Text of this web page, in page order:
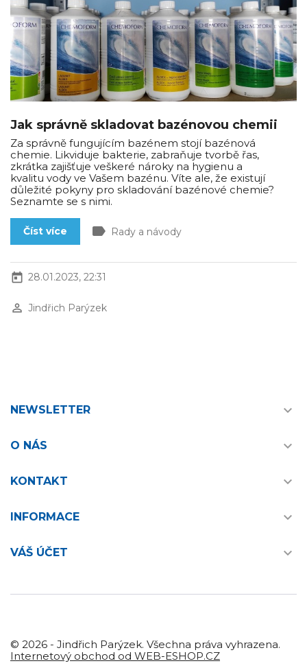
Jak správně skladovat bazénovou chemii
Za správně fungujícím bazénem stojí bazénová
chemie. Likviduje bakterie, zabraňuje tvorbě řas,
zkrátka zajišťuje veškeré nároky na hygienu a
kvalitu vody ve Vašem bazénu. Víte ale, že existují
důležité pokyny pro skladování bazénové chemie?
Seznamte se s nimi.
Číst více label Rady a návody
today 28.01.2023, 22:31
perm_identity Jindřich Parýzek
NEWSLETTER 
O NÁS 
KONTAKT 
INFORMACE 
VÁŠ ÚČET 
© 2026 - Jindřich Parýzek. Všechna práva vyhrazena.
Internetový obchod od WEB-ESHOP.CZ